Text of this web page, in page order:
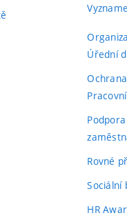
Úřední
Rovné
Sociální
HR